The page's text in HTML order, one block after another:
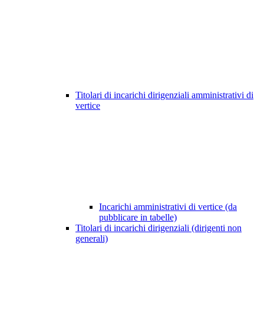
Titolari di incarichi dirigenziali amministrativi di
vertice
Incarichi amministrativi di vertice (da
pubblicare in tabelle)
Titolari di incarichi dirigenziali (dirigenti non
generali)